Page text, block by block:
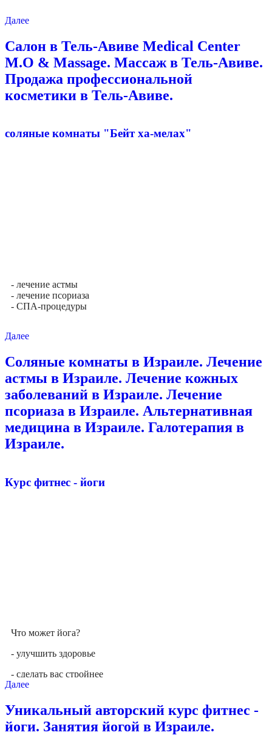
Далее
Салон в Тель-Авиве Medical Center
M.O & Massage. Массаж в Тель-Авиве.
Продажа профессиональной
косметики в Тель-Авиве.
соляные комнаты "Бейт ха-мелах"
- лечение астмы
- лечение псориаза
- СПА-процедуры
Далее
Соляные комнаты в Израиле. Лечение
астмы в Израиле. Лечение кожных
заболеваний в Израиле. Лечение
псориаза в Израиле. Альтернативная
медицина в Израиле. Галотерапия в
Израиле.
Курс фитнес - йоги
Что может йога?
- улучшить здоровье
- сделать вас стройнее
- научить владеть телом
Далее
Уникальный авторский курс фитнес -
йоги. Занятия йогой в Израиле.